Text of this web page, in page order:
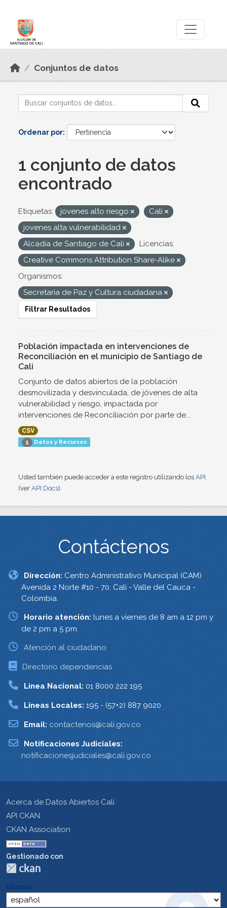
Conjuntos de datos
Ordenar por
1 conjunto de datos
encontrado
Etiquetas: jovenes alto riesgo
Cali
jovenes alta vulnerabilidad
Alcadía de Santiago de Cali
Licencias:
Creative Commons Attribution Share-Alike
Organismos:
Secretaría de Paz y Cultura ciudadana
Filtrar Resultados
Población impactada en intervenciones de
Reconciliación en el municipio de Santiago de
Cali
Conjunto de datos abiertos de la población
desmovilizada y desvinculada, de jóvenes de alta
vulnerabilidad y riesgo, impactada por
intervenciones de Reconciliación por parte de...
CSV
1 Datos y Recursos
Usted también puede acceder a este registro utilizando los API
(ver API Docs).
Contáctenos
Dirección: Centro Administrativo Municipal (CAM)
Avenida 2 Norte #10 - 70. Cali - Valle del Cauca -
Colombia.
Horario atención: lunes a viernes de 8 am a 12 pm y
de 2 pm a 5 pm.
Atención al ciudadano
Directorio dependencias
Linea Nacional: 01 8000 222 195
Lineas Locales: 195 - (57+2) 887 9020
Email: contactenos@cali.gov.co
Notificaciones Judiciales:
notificacionesjudiciales@cali.gov.co
Acerca de Datos Abiertos Cali
API CKAN
CKAN Association
Gestionado con